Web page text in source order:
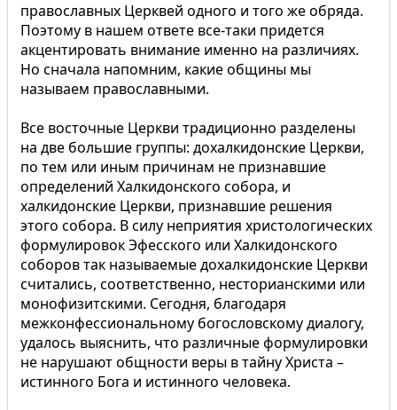
православных Церквей одного и того же обряда.
Поэтому в нашем ответе все-таки придется
акцентировать внимание именно на различиях.
Но сначала напомним, какие общины мы
называем православными.
Все восточные Церкви традиционно разделены
на две большие группы: дохалкидонские Церкви,
по тем или иным причинам не признавшие
определений Халкидонского собора, и
халкидонские Церкви, признавшие решения
этого собора. В силу неприятия христологических
формулировок Эфесского или Халкидонского
соборов так называемые дохалкидонские Церкви
считались, соответственно, несторианскими или
монофизитскими. Сегодня, благодаря
межконфессиональному богословскому диалогу,
удалось выяснить, что различные формулировки
не нарушают общности веры в тайну Христа –
истинного Бога и истинного человека.